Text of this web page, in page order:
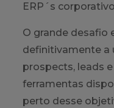
ERP´s
O grande desafio
definitivamente a
prospects, leads
ferramentas
perto desse